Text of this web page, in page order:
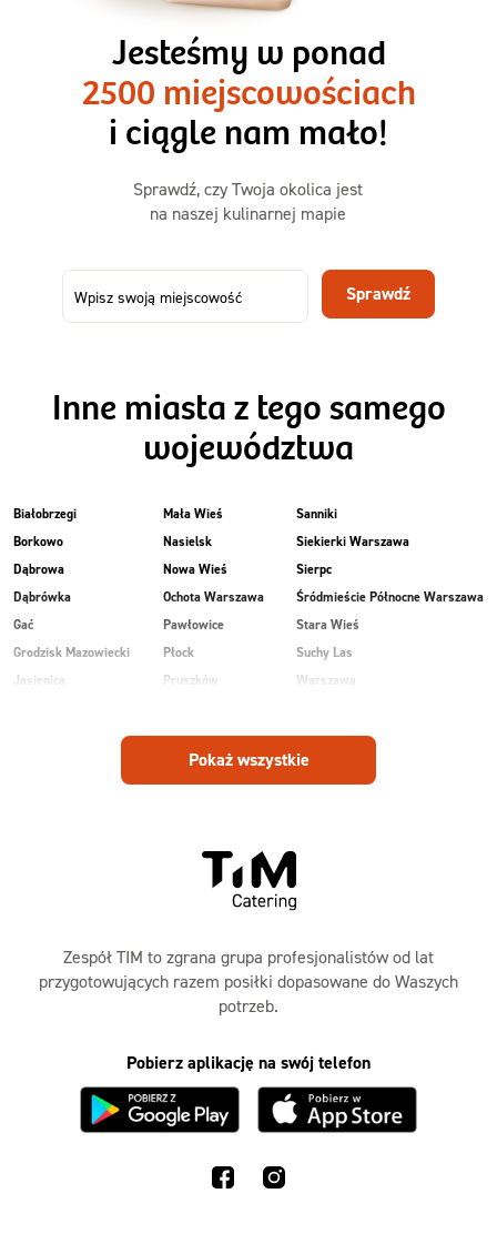
1500kcal - 2250kcal
3 sycące posiłki o większej objętości. Mniej dań,
ta sama wygoda!
50,31 zł
73,99
-32%
Menu
Jesteśmy w ponad
2500 miejscowościach
i ciągle nam mało!
Sprawdź, czy Twoja okolica jest
na naszej kulinarnej mapie
Sprawdź
Inne miasta z tego samego
województwa
Białobrzegi
Borkowo
Dąbrowa
Dąbrówka
Gać
Grodzisk Mazowiecki
Jasienica
Mała Wieś
Nasielsk
Nowa Wieś
Ochota Warszawa
Pawłowice
Płock
Pruszków
Radom
Ruda
Sanniki
Siekierki Warszawa
Sierpc
Śródmieście Północne Warszawa
Stara Wieś
Suchy Las
Warszawa
Wesoła
Zalesie
Pokaż wszystkie
Zespół TIM to zgrana grupa profesjonalistów od lat
przygotowujących razem posiłki dopasowane do Waszych
potrzeb.
Pobierz aplikację na swój telefon